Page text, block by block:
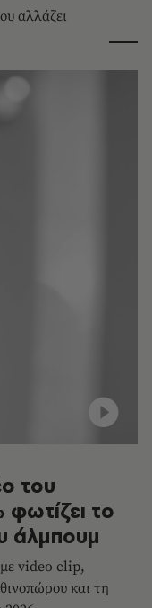
αλλάζει
του
το
άλμπουμ
με video clip,
και τη